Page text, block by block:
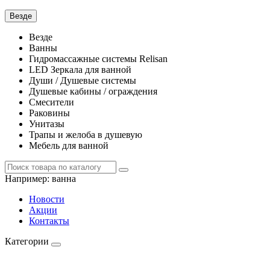
Везде
Везде
Ванны
Гидромассажные системы Relisan
LED Зеркала для ванной
Души / Душевые системы
Душевые кабины / ограждения
Смесители
Раковины
Унитазы
Трапы и желоба в душевую
Мебель для ванной
Например: ванна
Новости
Акции
Контакты
Категории